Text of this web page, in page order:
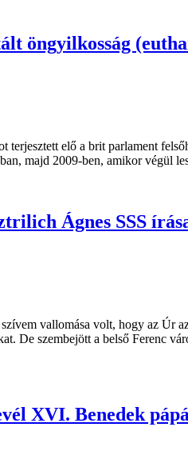
öngyilkosság
elő a brit parlament
majd 2009-ben, amikor végül
Ágnes SSS
vallomása volt, hogy az Úr
De szembejött a belső Ferenc
XVI. Benedek